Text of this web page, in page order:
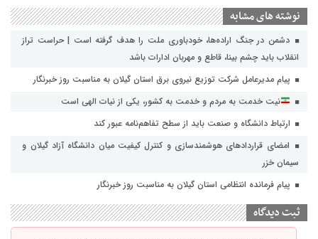
نوشته های مشابه
دشمن در جنگ اراده‌ها، خودباوری ملت را هدف گرفته است | حراست تراز
انقلاب باید چشم بینا، قاطع و مهربان ادارات باشد
پیام مدیرعامل شرکت توزیع نیروی برق استان گیلان به مناسبت روز خبرنگار ‌
نیت خدمت به مردم و خدمت به کشور، یکی از نیات الهی است
ارتباط دانشگاه و صنعت باید از سطح تفاهم‌نامه عبور کند
امضای قراردادهای هوشمندسازی و کنترل کیفیت میان دانشگاه آزاد گیلان و
سیمان خزر
پیام فرمانده انتظامی استان گیلان به مناسبت روز خبرنگار
ثبت دیدگاه